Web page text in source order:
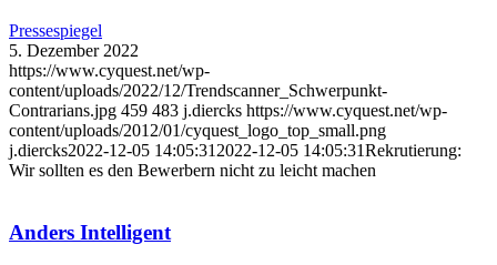
Pressespiegel
5. Dezember 2022
https://www.cyquest.net/wp-
content/uploads/2022/12/Trendscanner_Schwerpunkt-
Contrarians.jpg 459 483 j.diercks https://www.cyquest.net/wp-
content/uploads/2012/01/cyquest_logo_top_small.png
j.diercks2022-12-05 14:05:31 2022-12-05 14:05:31Rekrutierung:
Wir sollten es den Bewerbern nicht zu leicht machen
Anders Intelligent